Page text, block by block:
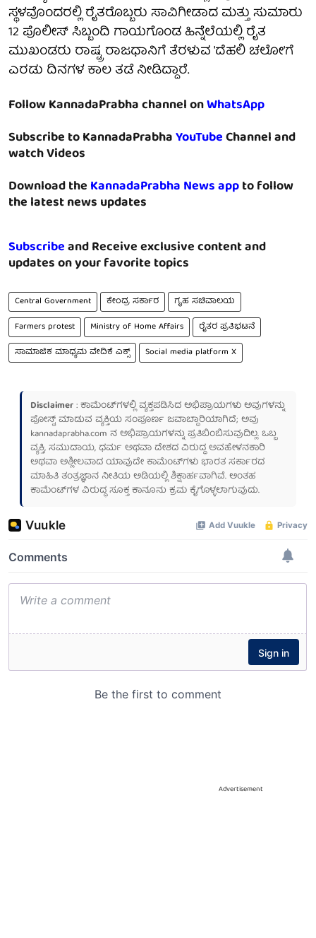
ಸ್ಥಳವೊಂದರಲ್ಲಿ ರೈತರೊಬ್ಬರು ಸಾವಿಗೀಡಾದ ಮತ್ತು ಸುಮಾರು
12 ಪೊಲೀಸ್ ಸಿಬ್ಬಂದಿ ಗಾಯಗೊಂಡ ಹಿನ್ನೆಲೆಯಲ್ಲಿ ರೈತ
ಮುಖಂಡರು ರಾಷ್ಟ್ರ ರಾಜಧಾನಿಗೆ ತೆರಳುವ 'ದೆಹಲಿ ಚಲೋ'ಗೆ
ಎರಡು ದಿನಗಳ ಕಾಲ ತಡೆ ನೀಡಿದ್ದಾರೆ.
Follow KannadaPrabha channel onWhatsApp
Subscribe to KannadaPrabhaYouTubeChannel and
watch Videos
Download theKannadaPrabha News appto follow
the latest news updates
Subscribeand Receive exclusive content and
updates on your favorite topics
Central Government ಕೇಂದ್ರ ಸರ್ಕಾರ
ಗೃಹ ಸಚಿವಾಲಯ
Farmers protest
Ministry of Home Affairs
ರೈತರ ಪ್ರತಿಭಟನೆ
ಸಾಮಾಜಿಕ ಮಾಧ್ಯಮ ವೇದಿಕೆ ಎಕ್ಸ್
Social media platform X
Disclaimer: ಕಾಮೆಂಟ್‌ಗಳಲ್ಲಿ ವ್ಯಕ್ತಪಡಿಸಿದ ಅಭಿಪ್ರಾಯಗಳು ಅವುಗಳನ್ನು
ಪೋಸ್ಟ್ ಮಾಡುವ ವ್ಯಕ್ತಿಯ ಸಂಪೂರ್ಣ ಜವಾಬ್ದಾರಿಯಾಗಿದೆ; ಅವು
kannadaprabha.com ನ ಅಭಿಪ್ರಾಯಗಳನ್ನು ಪ್ರತಿಬಿಂಬಿಸುವುದಿಲ್ಲ. ಒಬ್ಬ
ವ್ಯಕ್ತಿ, ಸಮುದಾಯ, ಧರ್ಮ ಅಥವಾ ದೇಶದ ವಿರುದ್ಧ ಅವಹೇಳನಕಾರಿ
ಅಥವಾ ಅಶ್ಲೀಲವಾದ ಯಾವುದೇ ಕಾಮೆಂಟ್‌ಗಳು ಭಾರತ ಸರ್ಕಾರದ
ಮಾಹಿತಿ ತಂತ್ರಜ್ಞಾನ ನೀತಿಯ ಅಡಿಯಲ್ಲಿ ಶಿಕ್ಷಾರ್ಹವಾಗಿವೆ. ಅಂತಹ
ಕಾಮೆಂಟ್‌ಗಳ ವಿರುದ್ಧ ಸೂಕ್ತ ಕಾನೂನು ಕ್ರಮ ಕೈಗೊಳ್ಳಲಾಗುವುದು.
Advertisement